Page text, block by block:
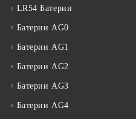
LR54 Батерии
Батерии AG0
Батерии AG1
Батерии AG2
Батерии AG3
Батерии AG4